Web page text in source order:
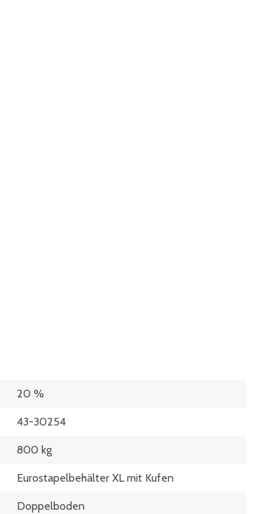
20 %
43-30254
800 kg
Eurostapelbehälter XL mit Kufen
Doppelboden